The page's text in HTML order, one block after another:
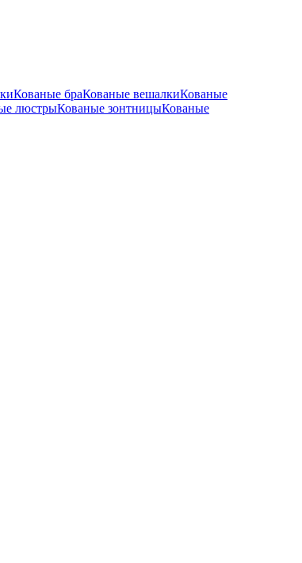
Кованые браКованые вешалкиКованые
люстрыКованые зонтницыКованые